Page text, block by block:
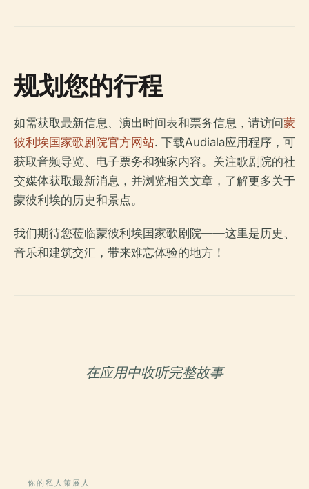
规划您的行程
如需获取最新信息、演出时间表和票务信息，请访问蒙
彼利埃国家歌剧院官方网站. 下载Audiala应用程序，可
获取音频导览、电子票务和独家内容。关注歌剧院的社
交媒体获取最新消息，并浏览相关文章，了解更多关于
蒙彼利埃的历史和景点。
我们期待您莅临蒙彼利埃国家歌剧院——这里是历史、
音乐和建筑交汇，带来难忘体验的地方！
在应用中收听完整故事
你的私人策展人